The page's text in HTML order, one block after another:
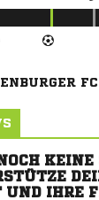
KEINE
IHRE